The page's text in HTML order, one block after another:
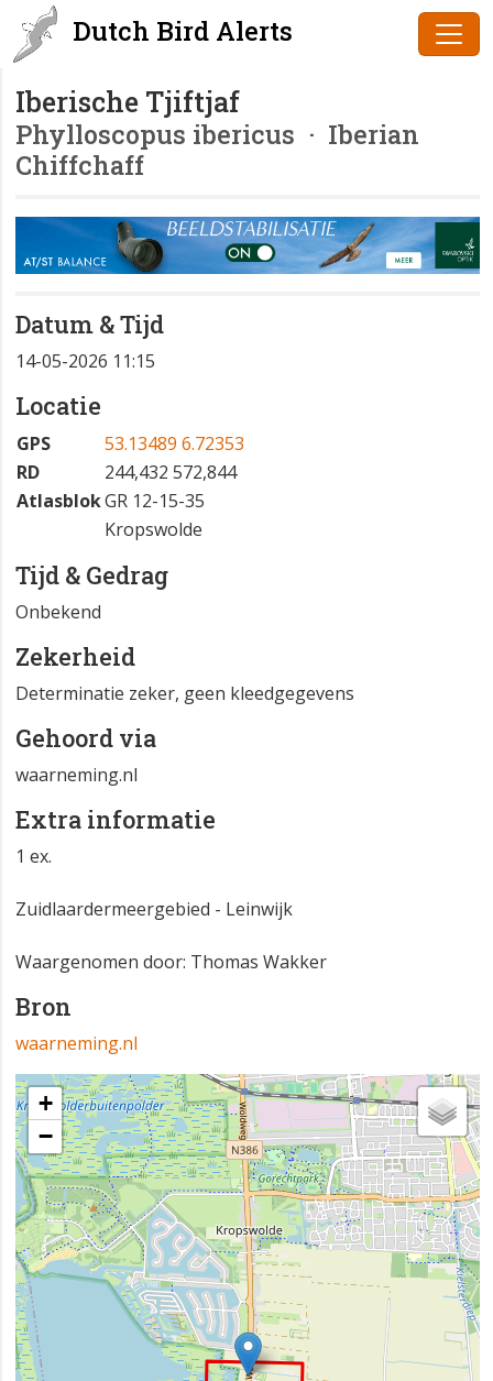
Dutch Bird Alerts
Iberische Tjiftjaf
Phylloscopus ibericus · Iberian
Chiffchaff
Datum & Tijd
14-05-2026 11:15
Locatie
GPS
53.13489 6.72353
RD
244,432 572,844
AtlasblokGR 12-15-35
Kropswolde
Tijd & Gedrag
Onbekend
Zekerheid
Determinatie zeker, geen kleedgegevens
Gehoord via
waarneming.nl
Extra informatie
1 ex.
Zuidlaardermeergebied - Leinwijk
Waargenomen door: Thomas Wakker
Bron
waarneming.nl
+
−